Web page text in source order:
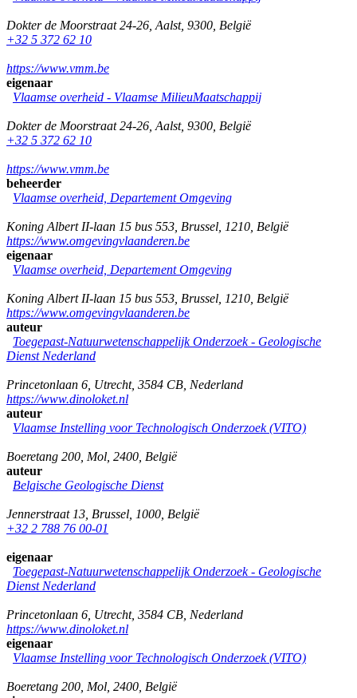
Dokter de Moorstraat 24-26 Aalst, 9300 België
+32 5 372 62 10
https://www.vmm.be
eigenaar
Vlaamse overheid - Vlaamse MilieuMaatschappij
Dokter de Moorstraat 24-26 Aalst, 9300 België
+32 5 372 62 10
https://www.vmm.be
beheerder
Vlaamse overheid, Departement Omgeving
Koning Albert II-laan 15 bus 553 Brussel 1210 België
https://www.omgevingvlaanderen.be
eigenaar
Vlaamse overheid, Departement Omgeving
Koning Albert II-laan 15 bus 553 Brussel 1210 België
https://www.omgevingvlaanderen.be
auteur
Toegepast-Natuurwetenschappelijk Onderzoek - Geologische
Dienst Nederland
Princetonlaan 6 Utrecht, 3584 CB Nederland
https://www.dinoloket.nl
auteur
Vlaamse Instelling voor Technologisch Onderzoek (VITO)
Boeretang 200 Mol 2400 België
auteur
Belgische Geologische Dienst
Jennerstraat 13 Brussel 1000 België
+32 2 788 76 00-01
eigenaar
Toegepast-Natuurwetenschappelijk Onderzoek - Geologische
Dienst Nederland
Princetonlaan 6 Utrecht, 3584 CB Nederland
https://www.dinoloket.nl
eigenaar
Vlaamse Instelling voor Technologisch Onderzoek (VITO)
Boeretang 200 Mol 2400 België